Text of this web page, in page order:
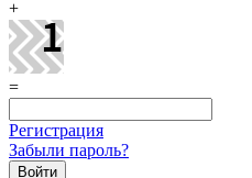
+
=
Регистрация
Забыли пароль?